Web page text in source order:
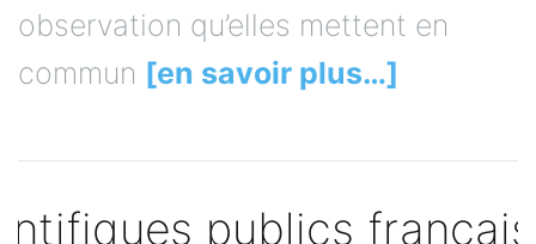
observation qu’elles mettent en
commun [en savoir plus…]